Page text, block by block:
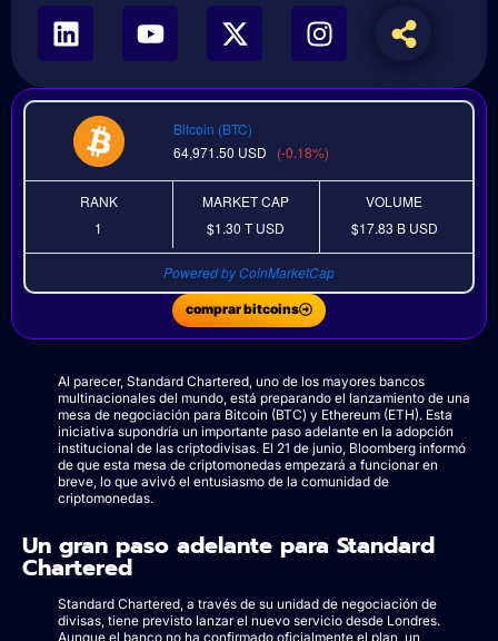
Bitcoin (BTC)
64,971.50 USD (-0.18%)
RANK
1
MARKET CAP
$1.30 TUSD
VOLUME
$17.83 B USD
Powered by CoinMarketCap
comprar bitcoins
Al parecer, Standard Chartered, uno de los mayores bancos
multinacionales del mundo, está preparando el lanzamiento de una
mesa de negociación para Bitcoin (BTC) y Ethereum (ETH). Esta
iniciativa supondría un importante paso adelante en la adopción
institucional de las criptodivisas. El 21 de junio, Bloomberg informó
de que esta mesa de criptomonedas empezará a funcionar en
breve, lo que avivó el entusiasmo de la comunidad de
criptomonedas.
Un gran paso adelante para Standard
Chartered
Standard Chartered, a través de su unidad de negociación de
divisas, tiene previsto lanzar el nuevo servicio desde Londres.
Aunque el banco no ha confirmado oficialmente el plan, un